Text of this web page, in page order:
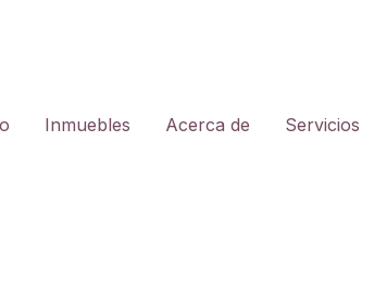
Inmuebles Acerca de Servicios